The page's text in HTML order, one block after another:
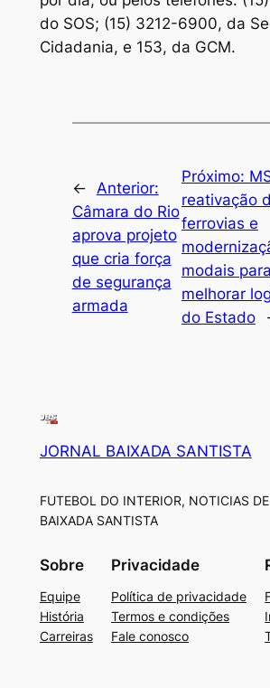
do SOS; (15) 3212-6900, da
Cidadania, e 153, da GCM.
←
Anterior:
Câmara do Rio
aprova projeto
que cria força
de segurança
armada
Próximo:
reativação
ferrovias e
modais para
melhorar
do Estado
JORNAL BAIXADA SANTISTA
FUTEBOL DO INTERIOR, NOTICIAS
BAIXADA SANTISTA
Sobre
Equipe
História
Carreiras
Privacidade
Política de privacidade
Termos e condições
Fale conosco